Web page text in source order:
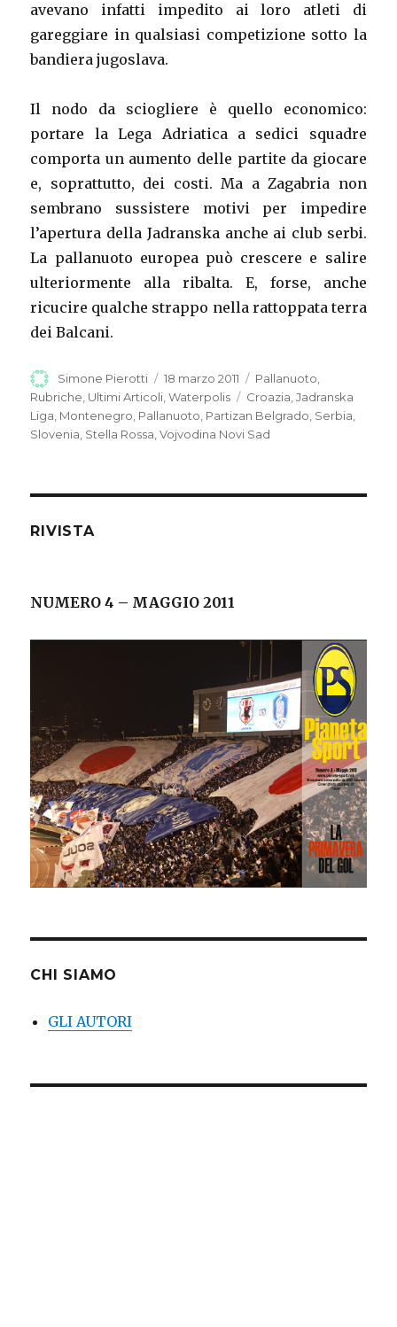
avevano infatti impedito ai loro atleti di
gareggiare in qualsiasi competizione sotto la
bandiera jugoslava.
Il nodo da sciogliere è quello economico:
portare la Lega Adriatica a sedici squadre
comporta un aumento delle partite da giocare
e, soprattutto, dei costi. Ma a Zagabria non
sembrano sussistere motivi per impedire
l’apertura della Jadranska anche ai club serbi.
La pallanuoto europea può crescere e salire
ulteriormente alla ribalta. E, forse, anche
ricucire qualche strappo nella rattoppata terra
dei Balcani.
Autore
Simone Pierotti
Pubblicato
il
18 marzo 2011 Categorie
Pallanuoto
Rubriche Ultimi Articoli ,Waterpolis Tag
Croazia ,Jadranska
Liga Montenegro Pallanuoto Partizan Belgrado Serbia
Slovenia Stella Rossa ,Vojvodina Novi Sad
RIVISTA
NUMERO 4 – MAGGIO 2011
CHI SIAMO
GLI AUTORI